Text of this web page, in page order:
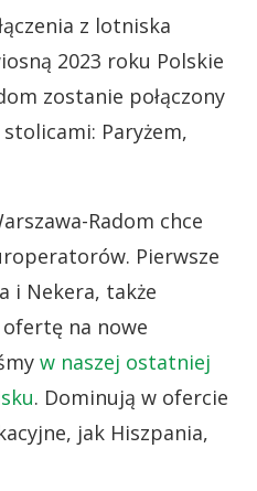
z lotniska
2023 roku Polskie
zostanie połączony
Paryżem,
Radom chce
Pierwsze
i Nekera, także
ofertę na nowe
w naszej ostatniej
. Dominują w ofercie
jak Hiszpania,